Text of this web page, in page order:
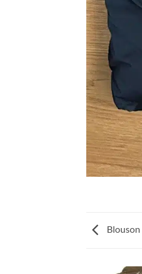
Blouson